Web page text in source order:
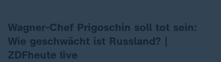
Wagner-Chef Prigoschin soll tot sein:
Wie geschwächt ist Russland? |
ZDFheute live